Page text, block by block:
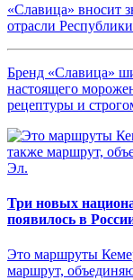
«Славица» вносит
отрасли
Бренд «Славица»
настоящего
рецептуры и
Три новых
появилось в
Это маршруты
маршрут,